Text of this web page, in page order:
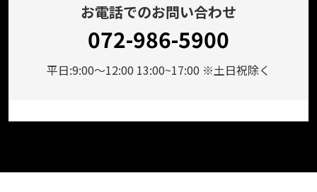
お電話でのお問い合わせ
072-986-5900
平日:9:00～12:00 13:00~17:00 ※土日祝除く